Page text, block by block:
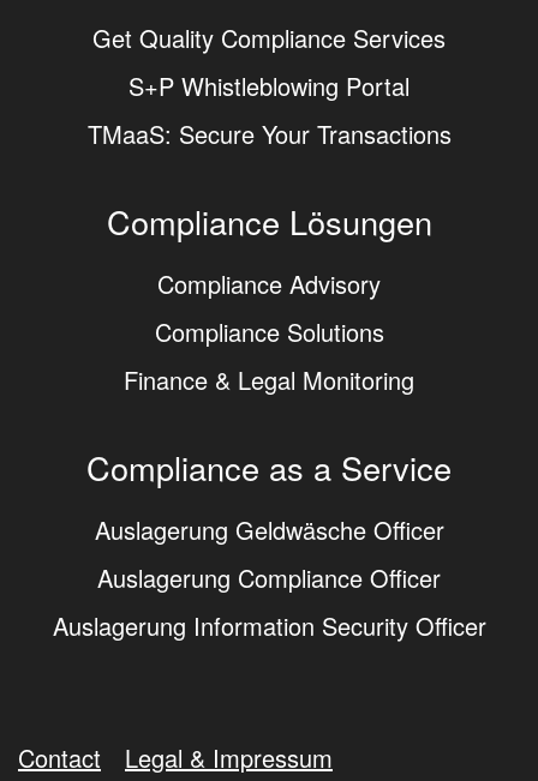
Get Quality Compliance Services
S+P Whistleblowing Portal
TMaaS: Secure Your Transactions
Compliance Lösungen
Compliance Advisory
Compliance Solutions
Finance & Legal Monitoring
Compliance as a Service
Auslagerung Geldwäsche Officer
Auslagerung Compliance Officer
Auslagerung Information Security Officer
Contact Legal & Impressum